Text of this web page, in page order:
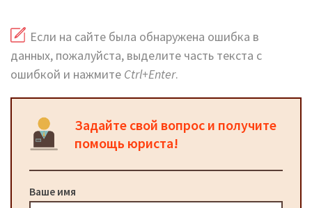
Если на сайте была обнаружена ошибка в
данных, пожалуйста, выделите часть текста с
ошибкой и нажмите Ctrl+Enter.
Задайте свой вопрос и получите
помощь юриста!
Ваше имя